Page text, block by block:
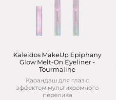
Kaleidos MakeUp Epiphany
Glow Melt-On Eyeliner -
Tourmaline
Карандаш для глаз с
эффектом мультихромного
перелива